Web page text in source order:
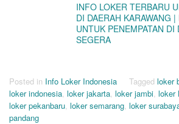
INFO LOKER TERBARU
DI DAERAH KARAWANG
UNTUK PENEMPATAN DI
SEGERA
Posted in Info Loker Indonesia Tagged loker
loker indonesia, loker jakarta, loker jambi, loker
loker pekanbaru, loker semarang, loker
pandang